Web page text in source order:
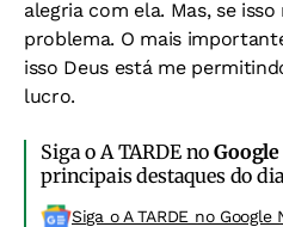
alegria com ela. Mas, se
problema. O mais
isso Deus está me
lucro.
Siga o A TARDE no
principais destaques do
Siga o A TARDE no Google